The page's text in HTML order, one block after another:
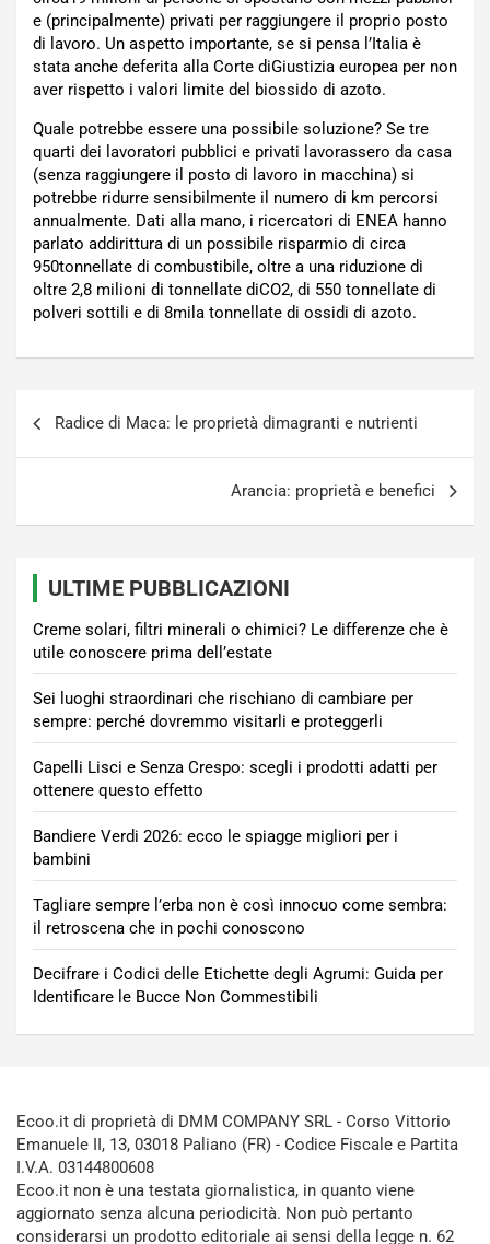
e (principalmente) privati per raggiungere il proprio posto
di lavoro. Un aspetto importante, se si pensa l’Italia è
stata anche deferita alla Corte diGiustizia europea per non
aver rispetto i valori limite del biossido di azoto.
Quale potrebbe essere una possibile soluzione? Se tre
quarti dei lavoratori pubblici e privati lavorassero da casa
(senza raggiungere il posto di lavoro in macchina) si
potrebbe ridurre sensibilmente il numero di km percorsi
annualmente. Dati alla mano, i ricercatori di ENEA hanno
parlato addirittura di un possibile risparmio di circa
950tonnellate di combustibile, oltre a una riduzione di
oltre 2,8 milioni di tonnellate diCO2, di 550 tonnellate di
polveri sottili e di 8mila tonnellate di ossidi di azoto.
Radice di Maca: le proprietà dimagranti e nutrienti
Arancia: proprietà e benefici
ULTIME PUBBLICAZIONI
Creme solari, filtri minerali o chimici? Le differenze che è
utile conoscere prima dell’estate
Sei luoghi straordinari che rischiano di cambiare per
sempre: perché dovremmo visitarli e proteggerli
Capelli Lisci e Senza Crespo: scegli i prodotti adatti per
ottenere questo effetto
Bandiere Verdi 2026: ecco le spiagge migliori per i
bambini
Tagliare sempre l’erba non è così innocuo come sembra:
il retroscena che in pochi conoscono
Decifrare i Codici delle Etichette degli Agrumi: Guida per
Identificare le Bucce Non Commestibili
Ecoo.it di proprietà di DMM COMPANY SRL - Corso Vittorio
Emanuele II, 13, 03018 Paliano (FR) - Codice Fiscale e Partita
I.V.A. 03144800608
Ecoo.it non è una testata giornalistica, in quanto viene
aggiornato senza alcuna periodicità. Non può pertanto
considerarsi un prodotto editoriale ai sensi della legge n. 62